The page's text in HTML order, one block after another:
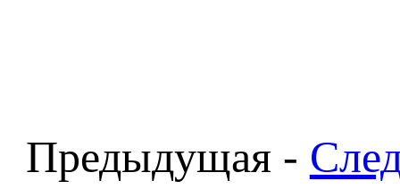
Предыдущая -